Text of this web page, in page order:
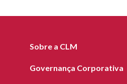
Sobre a CLM
Governança Corporativa